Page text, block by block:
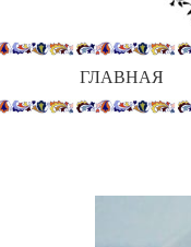
ГЛАВНАЯ